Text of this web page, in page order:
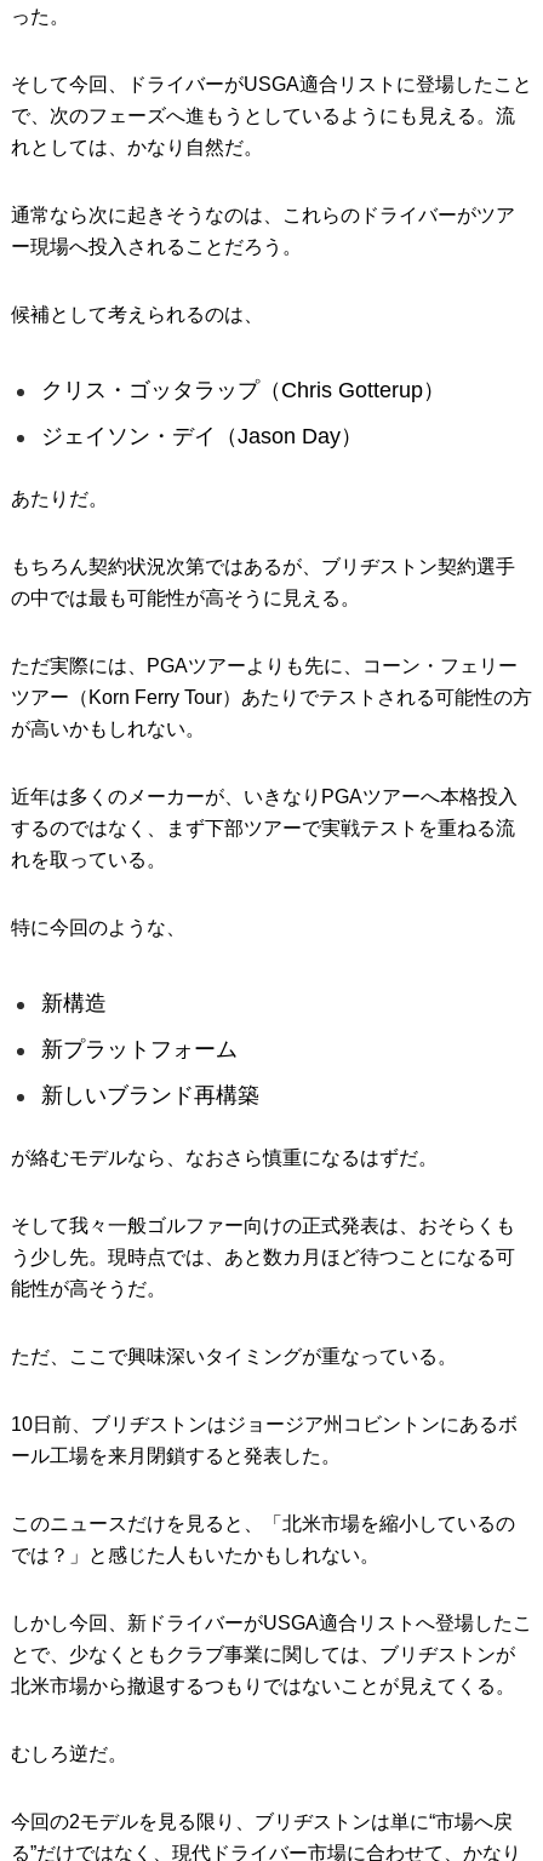
った。
そして今回、ドライバーがUSGA適合リストに登場したこと
で、次のフェーズへ進もうとしているようにも見える。流
れとしては、かなり自然だ。
通常なら次に起きそうなのは、これらのドライバーがツア
ー現場へ投入されることだろう。
候補として考えられるのは、
クリス・ゴッタラップ（Chris Gotterup）
ジェイソン・デイ（Jason Day）
あたりだ。
もちろん契約状況次第ではあるが、ブリヂストン契約選手
の中では最も可能性が高そうに見える。
ただ実際には、PGAツアーよりも先に、コーン・フェリー
ツアー（Korn Ferry Tour）あたりでテストされる可能性の方
が高いかもしれない。
近年は多くのメーカーが、いきなりPGAツアーへ本格投入
するのではなく、まず下部ツアーで実戦テストを重ねる流
れを取っている。
特に今回のような、
新構造
新プラットフォーム
新しいブランド再構築
が絡むモデルなら、なおさら慎重になるはずだ。
そして我々一般ゴルファー向けの正式発表は、おそらくも
う少し先。現時点では、あと数カ月ほど待つことになる可
能性が高そうだ。
ただ、ここで興味深いタイミングが重なっている。
10日前、ブリヂストンはジョージア州コビントンにあるボ
ール工場を来月閉鎖すると発表した。
このニュースだけを見ると、「北米市場を縮小しているの
では？」と感じた人もいたかもしれない。
しかし今回、新ドライバーがUSGA適合リストへ登場したこ
とで、少なくともクラブ事業に関しては、ブリヂストンが
北米市場から撤退するつもりではないことが見えてくる。
むしろ逆だ。
今回の2モデルを見る限り、ブリヂストンは単に“市場へ戻
る”だけではなく、現代ドライバー市場に合わせて、かなり